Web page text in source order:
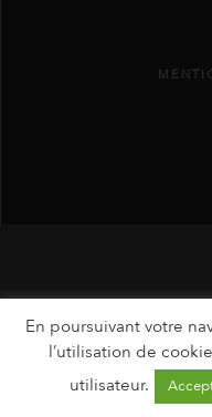
En poursuivant votre
l’utilisation de
utilisateur.